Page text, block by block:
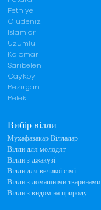
Вибір вілли
Мухафазакар Віллалар
Вілли для молодят
Вілли з джакузі
Вілли для великої сім'ї
Вілли з домашніми тваринами
Вілли з видом на природу
Fethiye
Ölüdeniz
İslamlar
Üzümlü
Kalamar
Sarıbelen
Çayköy
Bezirgan
Belek